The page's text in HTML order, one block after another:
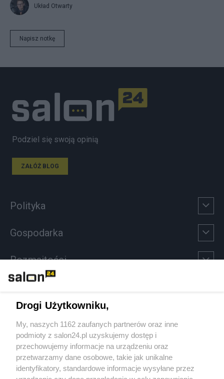
Układ Otwarty
Napisz notkę
Podziel się swoją opinią
ZAŁÓŻ BLOG
Polityka
Gospodarka
Rozmaitości
Sport
Społeczeństwo
Kultura
Drogi Użytkowniku,
My, naszych 1162 zaufanych partnerów oraz inne
podmioty z salon24.pl uzyskujemy dostęp i
przechowujemy informacje na urządzeniu oraz
przetwarzamy dane osobowe, takie jak unikalne
identyfikatory, standardowe informacje wysyłane przez